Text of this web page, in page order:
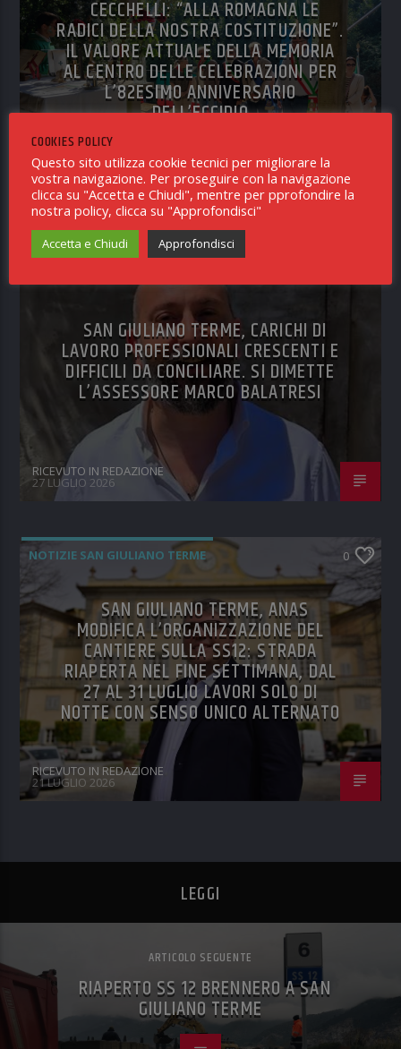
CECCHELLI: “ALLA ROMAGNA LE
RADICI DELLA NOSTRA COSTITUZIONE”.
IL VALORE ATTUALE DELLA MEMORIA
AL CENTRO DELLE CELEBRAZIONI PER
L’82ESIMO ANNIVERSARIO
DELL’ECCIDIO
RICEVUTO IN REDAZIONE
4 AGOSTO 2026
NOTIZIE SAN GIULIANO TERME
SAN GIULIANO TERME, CARICHI DI
LAVORO PROFESSIONALI CRESCENTI E
DIFFICILI DA CONCILIARE. SI DIMETTE
L’ASSESSORE MARCO BALATRESI
RICEVUTO IN REDAZIONE
27 LUGLIO 2026
NOTIZIE SAN GIULIANO TERME 0
SAN GIULIANO TERME, ANAS
MODIFICA L’ORGANIZZAZIONE DEL
CANTIERE SULLA SS12: STRADA
RIAPERTA NEL FINE SETTIMANA, DAL
27 AL 31 LUGLIO LAVORI SOLO DI
NOTTE CON SENSO UNICO ALTERNATO
RICEVUTO IN REDAZIONE
21 LUGLIO 2026
LEGGI
ARTICOLO SEGUENTE
RIAPERTO SS 12 BRENNERO A SAN
GIULIANO TERME
COOKIES POLICY
Questo sito utilizza cookie tecnici per migliorare la
vostra navigazione. Per proseguire con la navigazione
clicca su "Accetta e Chiudi", mentre per pprofondire la
nostra policy, clicca su "Approfondisci"
Accetta e Chiudi Approfondisci